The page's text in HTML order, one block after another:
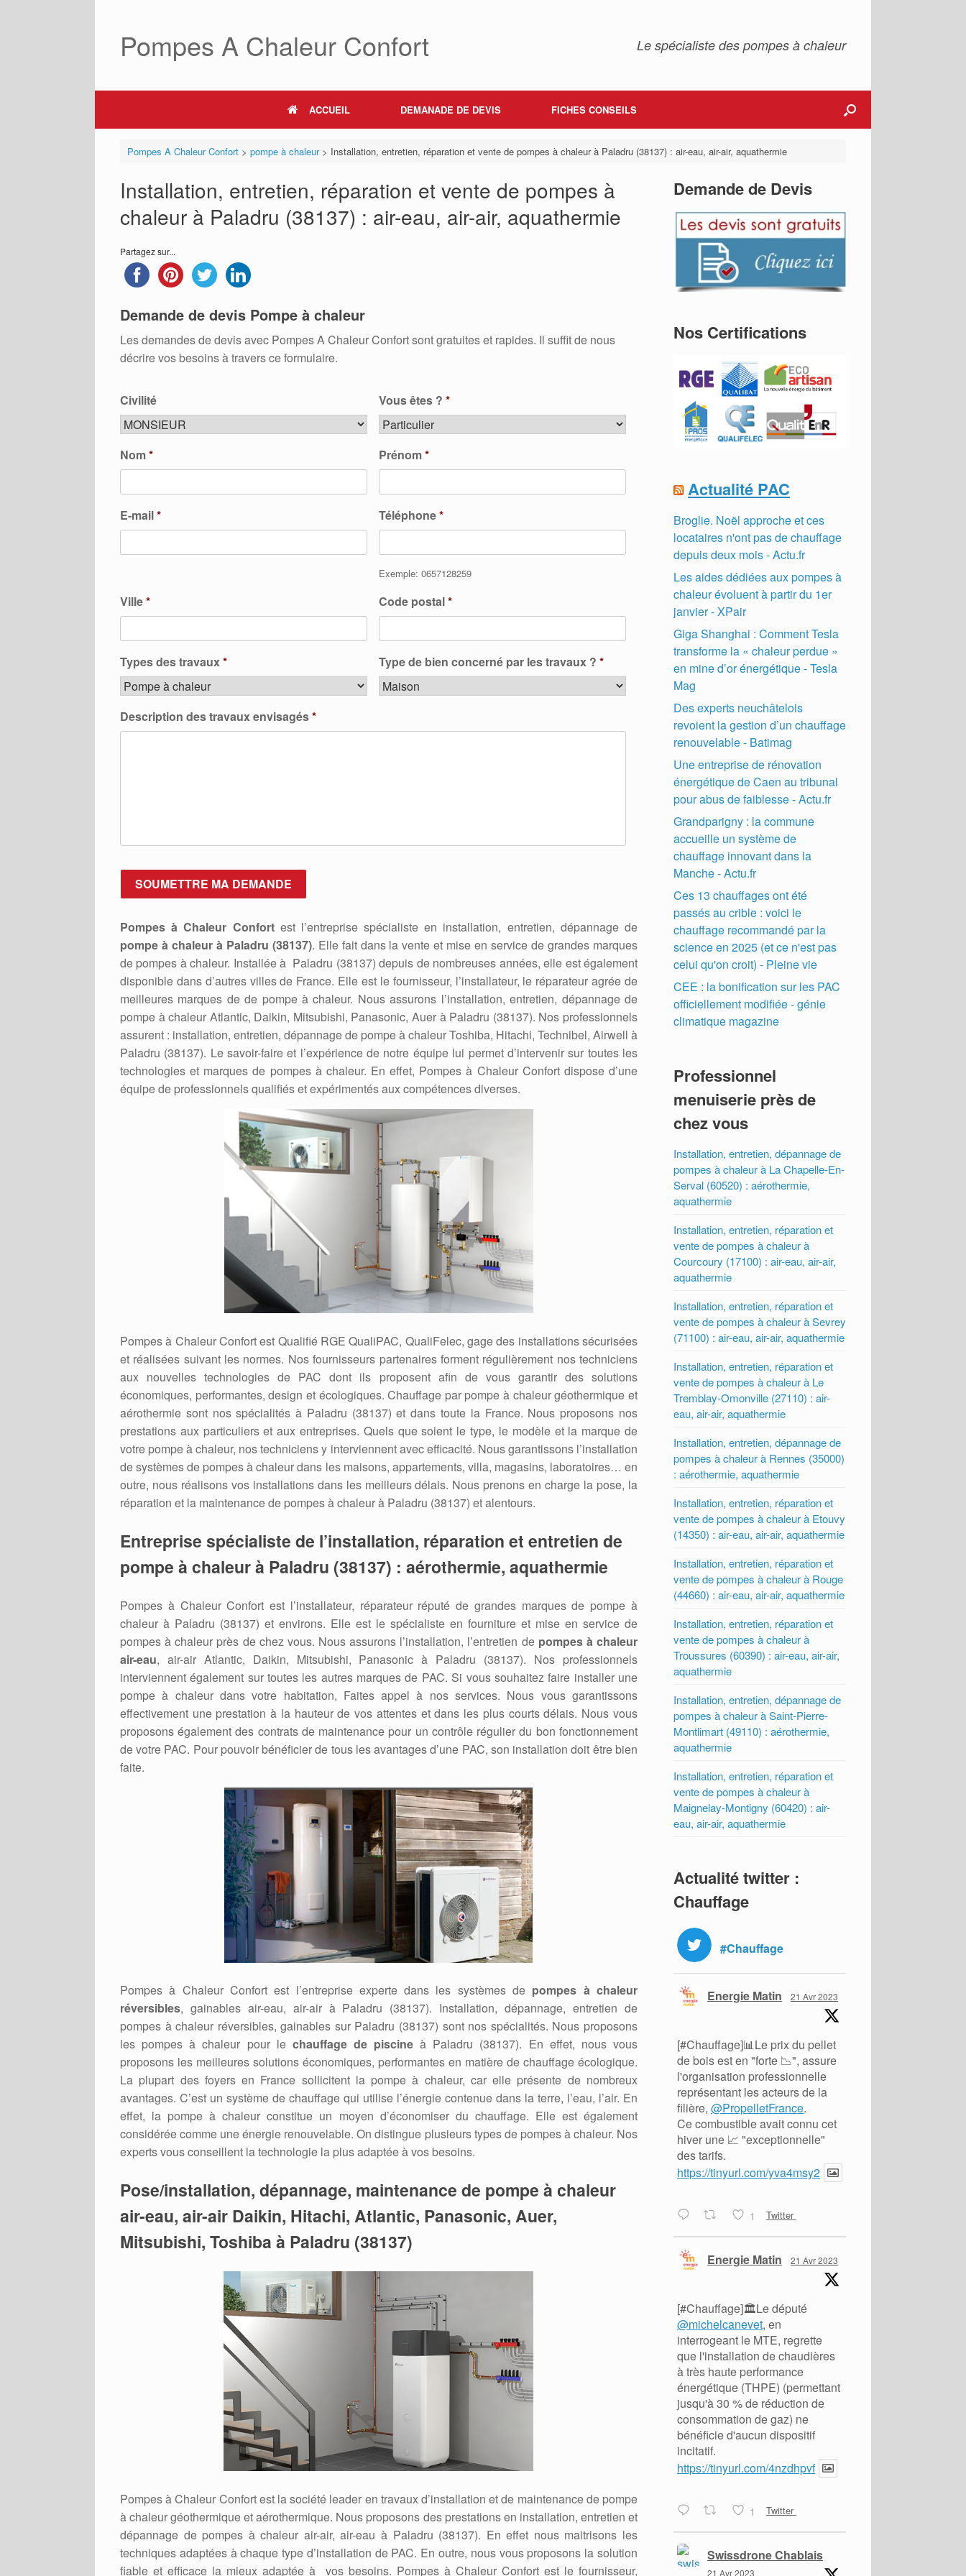
contentPompes A Chaleur Confort Le spécialiste des pompes à chaleur
ACCUEIL DEMANADE DE DEVIS FICHES CONSEILS
Pompes A Chaleur Confort> pompe à chaleur> Installation, entretien, réparation et vente de pompes à chaleur à Paladru (38137) : air-eau, air-air, aquathermie
Installation, entretien, réparation et vente de pompes à
chaleur à Paladru (38137) : air-eau, air-air, aquathermie
Partagez sur...
Demande de devis Pompe à chaleur
Les demandes de devis avec Pompes A Chaleur Confort sont gratuites et rapides. Il suffit de nous
décrire vos besoins à travers ce formulaire.
Civilité Vous êtes ? *
Nom* Prénom*
E-mail* Téléphone*
Exemple: 0657128259
Ville* Code postal*
Types des travaux* Type de bien concerné par les travaux ? *
Description des travaux envisagés*
Pompes à Chaleur Confortest l’entreprise spécialiste en installation, entretien, dépannage de
pompe à chaleur à Paladru (38137). Elle fait dans la vente et mise en service de grandes marques
de pompes à chaleur. Installée à Paladru (38137) depuis de nombreuses années, elle est également
disponible dans d’autres villes de France. Elle est le fournisseur, l’installateur, le réparateur agrée de
meilleures marques de de pompe à chaleur. Nous assurons l’installation, entretien, dépannage de
pompe à chaleur Atlantic, Daikin, Mitsubishi, Panasonic, Auer à Paladru (38137). Nos professionnels
assurent : installation, entretien, dépannage de pompe à chaleur Toshiba, Hitachi, Technibel, Airwell à
Paladru (38137). Le savoir-faire et l’expérience de notre équipe lui permet d’intervenir sur toutes les
technologies et marques de pompes à chaleur. En effet, Pompes à Chaleur Confort dispose d’une
équipe de professionnels qualifiés et expérimentés aux compétences diverses.
Pompes à Chaleur Confort est Qualifié RGE QualiPAC, QualiFelec, gage des installations sécurisées
et réalisées suivant les normes. Nos fournisseurs partenaires forment régulièrement nos techniciens
aux nouvelles technologies de PAC dont ils proposent afin de vous garantir des solutions
économiques, performantes, design et écologiques. Chauffage par pompe à chaleur géothermique et
aérothermie sont nos spécialités à Paladru (38137) et dans toute la France. Nous proposons nos
prestations aux particuliers et aux entreprises. Quels que soient le type, le modèle et la marque de
votre pompe à chaleur, nos techniciens y interviennent avec efficacité. Nous garantissons l’installation
de systèmes de pompes à chaleur dans les maisons, appartements, villa, magasins, laboratoires… en
outre, nous réalisons vos installations dans les meilleurs délais. Nous prenons en charge la pose, la
réparation et la maintenance de pompes à chaleur à Paladru (38137) et alentours.
Entreprise spécialiste de l’installation, réparation et entretien de
pompe à chaleur à Paladru (38137) : aérothermie, aquathermie
Pompes à Chaleur Confort est l’installateur, réparateur réputé de grandes marques de pompe à
chaleur à Paladru (38137) et environs. Elle est le spécialiste en fourniture et mise en service de
pompes à chaleur près de chez vous. Nous assurons l’installation, l’entretien de pompes à chaleur
air-eau, air-air Atlantic, Daikin, Mitsubishi, Panasonic à Paladru (38137). Nos professionnels
interviennent également sur toutes les autres marques de PAC. Si vous souhaitez faire installer une
pompe à chaleur dans votre habitation, Faites appel à nos services. Nous vous garantissons
effectivement une prestation à la hauteur de vos attentes et dans les plus courts délais. Nous vous
proposons également des contrats de maintenance pour un contrôle régulier du bon fonctionnement
de votre PAC. Pour pouvoir bénéficier de tous les avantages d’une PAC, son installation doit être bien
faite.
Pompes à Chaleur Confort est l’entreprise experte dans les systèmes de pompes à chaleur
réversibles, gainables air-eau, air-air à Paladru (38137). Installation, dépannage, entretien de
pompes à chaleur réversibles, gainables sur Paladru (38137) sont nos spécialités. Nous proposons
les pompes à chaleur pour le chauffage de piscine à Paladru (38137). En effet, nous vous
proposons les meilleures solutions économiques, performantes en matière de chauffage écologique.
La plupart des foyers en France sollicitent la pompe à chaleur, car elle présente de nombreux
avantages. C’est un système de chauffage qui utilise l’énergie contenue dans la terre, l’eau, l’air. En
effet, la pompe à chaleur constitue un moyen d’économiser du chauffage. Elle est également
considérée comme une énergie renouvelable. On distingue plusieurs types de pompes à chaleur. Nos
experts vous conseillent la technologie la plus adaptée à vos besoins.
Pose/installation, dépannage, maintenance de pompe à chaleur
air-eau, air-air Daikin, Hitachi, Atlantic, Panasonic, Auer,
Mitsubishi, Toshiba à Paladru (38137)
Pompes à Chaleur Confort est la société leader en travaux d’installation et de maintenance de pompe
à chaleur géothermique et aérothermique. Nous proposons des prestations en installation, entretien et
dépannage de pompes à chaleur air-air, air-eau à Paladru (38137). En effet nous maitrisons les
techniques adaptées à chaque type d’installation de PAC. En outre, nous vous proposons la solution
fiable et efficace la mieux adaptée à vos besoins. Pompes à Chaleur Confort est le fournisseur,
Demande de Devis
Nos Certifications
Actualité PAC
Broglie. Noël approche et ces
locataires n'ont pas de chauffage
depuis deux mois - Actu.fr
Les aides dédiées aux pompes à
chaleur évoluent à partir du 1er
janvier - XPair
Giga Shanghai : Comment Tesla
transforme la « chaleur perdue »
en mine d’or énergétique - Tesla
Mag
Des experts neuchâtelois
revoient la gestion d’un chauffage
renouvelable - Batimag
Une entreprise de rénovation
énergétique de Caen au tribunal
pour abus de faiblesse - Actu.fr
Grandparigny : la commune
accueille un système de
chauffage innovant dans la
Manche - Actu.fr
Ces 13 chauffages ont été
passés au crible : voici le
chauffage recommandé par la
science en 2025 (et ce n'est pas
celui qu'on croit) - Pleine vie
CEE : la bonification sur les PAC
officiellement modifiée - génie
climatique magazine
Professionnel
menuiserie près de
chez vous
Installation, entretien, dépannage de
pompes à chaleur à La Chapelle-En-
Serval (60520) : aérothermie,
aquathermie
Installation, entretien, réparation et
vente de pompes à chaleur à
Courcoury (17100) : air-eau, air-air,
aquathermie
Installation, entretien, réparation et
vente de pompes à chaleur à Sevrey
(71100) : air-eau, air-air, aquathermie
Installation, entretien, réparation et
vente de pompes à chaleur à Le
Tremblay-Omonville (27110) : air-
eau, air-air, aquathermie
Installation, entretien, dépannage de
pompes à chaleur à Rennes (35000)
: aérothermie, aquathermie
Installation, entretien, réparation et
vente de pompes à chaleur à Etouvy
(14350) : air-eau, air-air, aquathermie
Installation, entretien, réparation et
vente de pompes à chaleur à Rouge
(44660) : air-eau, air-air, aquathermie
Installation, entretien, réparation et
vente de pompes à chaleur à
Troussures (60390) : air-eau, air-air,
aquathermie
Installation, entretien, dépannage de
pompes à chaleur à Saint-Pierre-
Montlimart (49110) : aérothermie,
aquathermie
Installation, entretien, réparation et
vente de pompes à chaleur à
Maignelay-Montigny (60420) : air-
eau, air-air, aquathermie
Actualité twitter :
Chauffage
#Chauffage
Energie Matin 21 Avr 2023
[#Chauffage]📊Le prix du pellet
de bois est en "forte 📉", assure
l'organisation professionnelle
représentant les acteurs de la
filière,@PropelletFrance.
Ce combustible avait connu cet
hiver une 📈 "exceptionnelle"
des tarifs.
https://tinyurl.com/yva4msy2
1 Twitter
Energie Matin 21 Avr 2023
[#Chauffage]🏛️Le député
@michelcanevet, en
interrogeant le MTE, regrette
que l'installation de chaudières
à très haute performance
énergétique (THPE) (permettant
jusqu'à 30 % de réduction de
consommation de gaz) ne
bénéficie d'aucun dispositif
incitatif.
https://tinyurl.com/4nzdhpvf
1 Twitter
Swissdrone Chablais
21 Avr 2023